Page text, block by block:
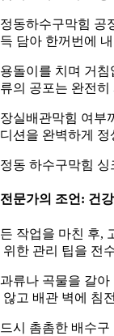
동하수구막힘 공
담아 한꺼번에
돌이를 치며 거
의 공포는 완전히
실배관막힘 여부
션을 완벽하게 정
동 하수구막힘
문가의 조언: 건
작업을 마친 후,
위한 관리 팁을 전
류나 곡물을 갈
않고 배관 벽에 침
시 촘촘한 배수